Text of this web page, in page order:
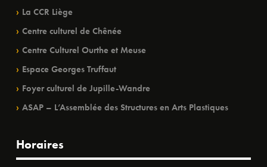
La CCR Liège
Centre culturel de Chênée
Centre Culturel Ourthe et Meuse
Espace Georges Truffaut
Foyer culturel de Jupille-Wandre
ASAP – L’Assemblée des Structures en Arts Plastiques
Horaires